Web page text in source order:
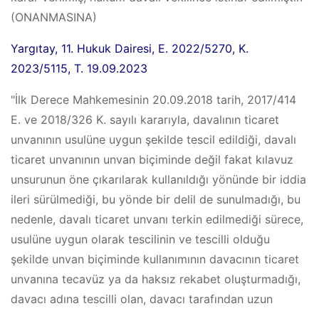
(ONANMASINA)
Yargıtay, 11. Hukuk Dairesi, E. 2022/5270, K.
2023/5115, T. 19.09.2023
"İlk Derece Mahkemesinin 20.09.2018 tarih, 2017/414
E. ve 2018/326 K. sayılı kararıyla, davalının ticaret
unvanının usulüne uygun şekilde tescil edildiği, davalı
ticaret unvanının unvan biçiminde değil fakat kılavuz
unsurunun öne çıkarılarak kullanıldığı yönünde bir iddia
ileri sürülmediği, bu yönde bir delil de sunulmadığı, bu
nedenle, davalı ticaret unvanı terkin edilmediği sürece,
usulüne uygun olarak tescilinin ve tescilli olduğu
şekilde unvan biçiminde kullanımının davacının ticaret
unvanına tecavüz ya da haksız rekabet oluşturmadığı,
davacı adına tescilli olan, davacı tarafından uzun